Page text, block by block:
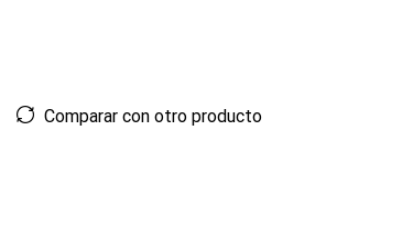
Comparar con otro producto